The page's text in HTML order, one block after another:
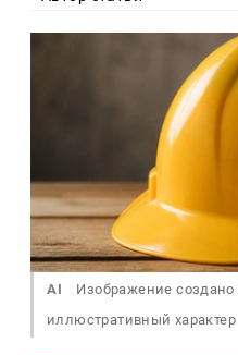
AI
Изображение
иллюстративный характер